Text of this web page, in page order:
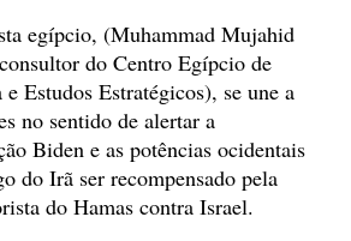
egípcio, (Muhammad Mujahid
do Centro Egípcio de
Estudos Estratégicos), se une a
no sentido de alertar a
Biden e as potências ocidentais
do Irã ser recompensado pela
do Hamas contra Israel.